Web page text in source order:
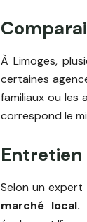
À Limoges,
certaines
familiaux ou les
correspond le
Entretien
Selon un expert
marché local.